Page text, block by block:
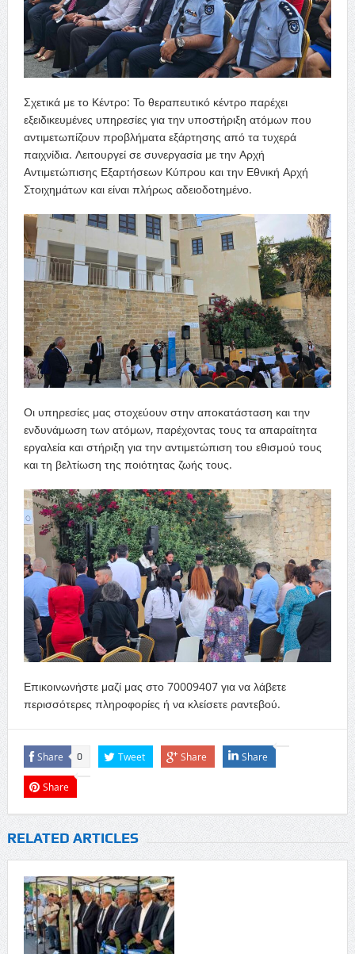
Σχετικά με το Κέντρο: Το θεραπευτικό κέντρο παρέχει
εξειδικευμένες υπηρεσίες για την υποστήριξη ατόμων που
αντιμετωπίζουν προβλήματα εξάρτησης από τα τυχερά
παιχνίδια. Λειτουργεί σε συνεργασία με την Αρχή
Αντιμετώπισης Εξαρτήσεων Κύπρου και την Εθνική Αρχή
Στοιχημάτων και είναι πλήρως αδειοδοτημένο.
Οι υπηρεσίες μας στοχεύουν στην αποκατάσταση και την
ενδυνάμωση των ατόμων, παρέχοντας τους τα απαραίτητα
εργαλεία και στήριξη για την αντιμετώπιση του εθισμού τους
και τη βελτίωση της ποιότητας ζωής τους.
Επικοινωνήστε μαζί μας στο 70009407 για να λάβετε
περισσότερες πληροφορίες ή να κλείσετε ραντεβού.
Share 0 Tweet Share Share
Share
RELATED ARTICLES